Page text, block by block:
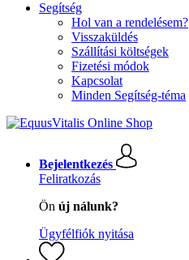
Segítség
Hol van a rendelésem?
Visszaküldés
Szállítási költségek
Fizetési módok
Kapcsolat
Minden Segítség-téma
Bejelentkezés
Feliratkozás
Ön új nálunk?
Ügyfélfiók nyitása